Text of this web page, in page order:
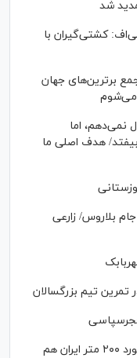
کشتی‌گیران با
برترین‌های جهان
می‌شوم
نمی‌دهم، اما
بیفتد/ هدف اصلی ما
جام بلاروس/ زارعی
تیم بزرگسالان
فجرسپاسی
آتش‌بازی دونده ایرانی در بلاروس/ رکورد ۲۰۰ متر ایران هم